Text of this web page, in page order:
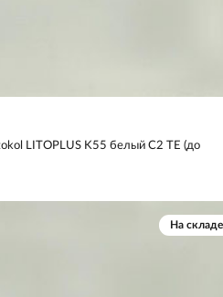
LITOPLUS K55 белый С2 TЕ (до
На складе